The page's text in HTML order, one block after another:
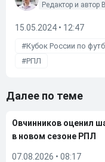
Редактор и автор
15.05.2024 • 12:47
Кубок России по
РПЛ
Далее по теме
Овчинников оценил
в новом сезоне РПЛ
07.08.2026 • 08:17